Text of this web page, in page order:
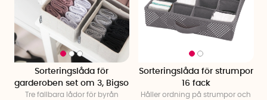
Sorteringslåda för
garderoben set om 3, Bigso
Tre fällbara lådor för byrån
Sorteringslåda för strumpor
16 fack
Håller ordning på strumpor och